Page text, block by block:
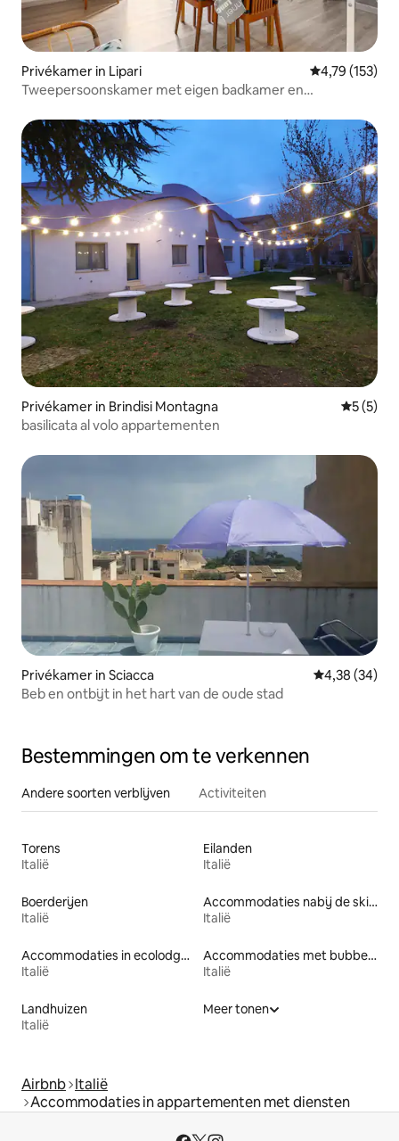
Privékamer in Lipari Gemiddelde
4,79 (153)
Tweepersoonskamer met eigen badkamer en
Privékamer in Brindisi Montagna
5 (5)
basilicata al volo appartementen
Privékamer in Sciacca Gemiddelde
4,38 (34)
Beb en ontbijt in het hart van de oude stad
Bestemmingen om te verkennen
Andere soorten verblijven Activiteiten
Torens
Italië
Eilanden
Italië
Boerderijen
Italië
Accommodaties nabij de skipiste
Italië
Accommodaties in ecolodges
Italië
Accommodaties met bubbelbad
Italië
Landhuizen
Italië
Meer tonen
Airbnb Italië
Accommodaties in appartementen met diensten